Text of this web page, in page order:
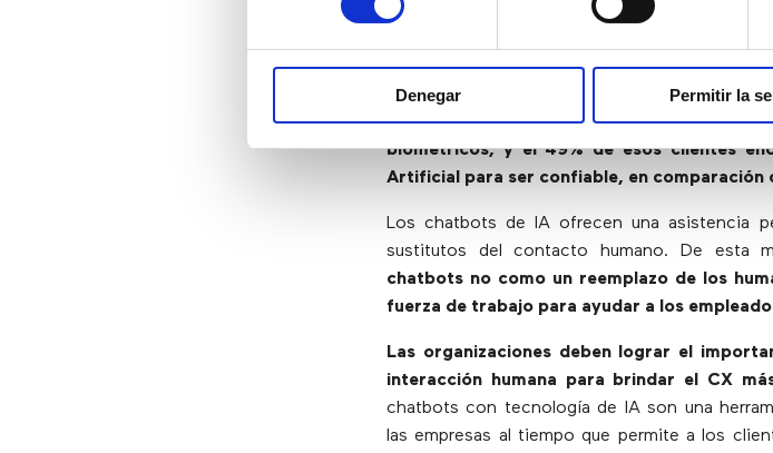
Denegar Permitir la
que se implementa en la actualidad
. El 73%
las ventas y el marketing con un 59%.Un
clientes indicaron que tienen interacciones
incluidos chatbots, asistentes
biométricos, y el 49% de esos clientes
Artificial para ser confiable, en comparación
Los chatbots de IA ofrecen una asistencia
sustitutos del contacto humano. De esta
chatbots no como un reemplazo de los
fuerza de trabajo para ayudar a los
Las organizaciones deben lograr el
interacción humana para brindar el CX
chatbots con tecnología de IA son una
las empresas al tiempo que permite a los